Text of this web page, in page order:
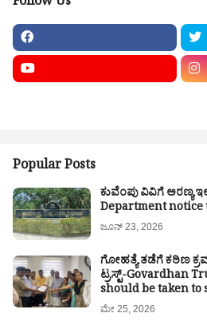
Popular Posts
ಕುವೆಂಪು ವಿವಿಗೆ ಅರಣ್ಯ
Department
ಜೂನ್ 23, 2026
ಗೋಹತ್ಯೆ ತಡೆಗೆ ಕಠಿಣ
ಟ್ರಸ್ಟ್-Govardhan
should be taken to
ಮೇ 25, 2026